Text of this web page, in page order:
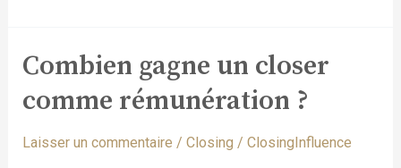
Combien gagne un closer
comme rémunération ?
Laisser un commentaire / Closing / ClosingInfluence
Combien
gagne
un
comme